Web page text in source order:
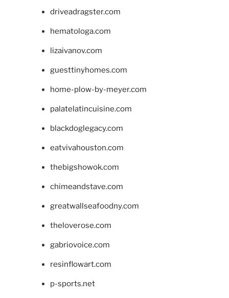
driveadragster.com
hematologa.com
lizaivanov.com
guesttinyhomes.com
home-plow-by-meyer.com
palatelatincuisine.com
blackdoglegacy.com
eatvivahouston.com
thebigshowok.com
chimeandstave.com
greatwallseafoodny.com
theloverose.com
gabriovoice.com
resinflowart.com
p-sports.net